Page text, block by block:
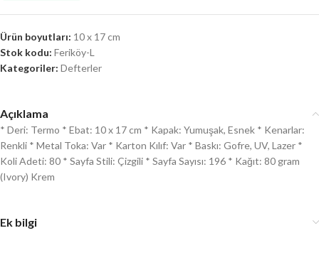
Ürün boyutları: 10 x 17 cm
Stok kodu: Feriköy-L
Kategoriler: Defterler
Açıklama
* Deri: Termo * Ebat: 10 x 17 cm * Kapak: Yumuşak, Esnek * Kenarlar:
Renkli * Metal Toka: Var * Karton Kılıf: Var * Baskı: Gofre, UV, Lazer *
Koli Adeti: 80 * Sayfa Stili: Çizgili * Sayfa Sayısı: 196 * Kağıt: 80 gram
(Ivory) Krem
Ek bilgi